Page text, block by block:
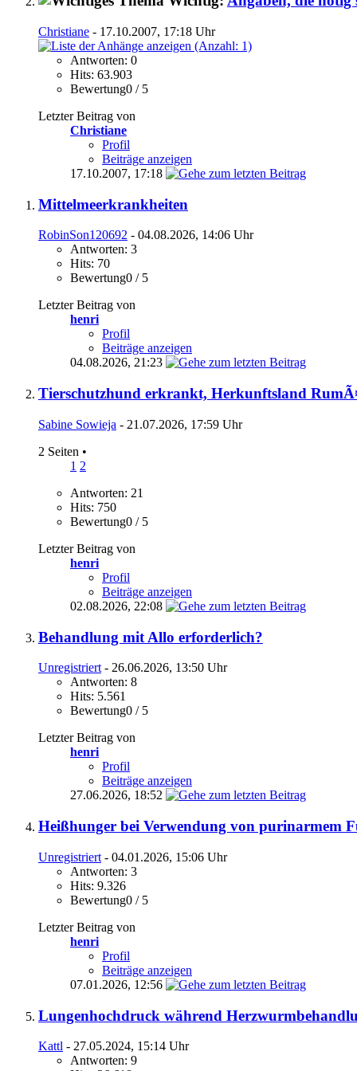
Christiane - 17.10.2007, 17:18 Uhr
Antworten: 0
Hits: 63.903
Bewertung0 / 5
Letzter Beitrag von
Christiane
Profil
Beiträge anzeigen
17.10.2007, 17:18
Mittelmeerkrankheiten
RobinSon120692 - 04.08.2026, 14:06 Uhr
Antworten: 3
Hits: 70
Bewertung0 / 5
Letzter Beitrag von
henri
Profil
Beiträge anzeigen
04.08.2026, 21:23
Tierschutzhund erkrankt, Herkunftsland
Sabine Sowieja - 21.07.2026, 17:59 Uhr
2 Seiten •
1 2
Antworten: 21
Hits: 750
Bewertung0 / 5
Letzter Beitrag von
henri
Profil
Beiträge anzeigen
02.08.2026, 22:08
Behandlung mit Allo erforderlich?
Unregistriert - 26.06.2026, 13:50 Uhr
Antworten: 8
Hits: 5.561
Bewertung0 / 5
Letzter Beitrag von
henri
Profil
Beiträge anzeigen
27.06.2026, 18:52
Heißhunger bei Verwendung von purinarmem
Unregistriert - 04.01.2026, 15:06 Uhr
Antworten: 3
Hits: 9.326
Bewertung0 / 5
Letzter Beitrag von
henri
Profil
Beiträge anzeigen
07.01.2026, 12:56
Lungenhochdruck während
Kattl - 27.05.2024, 15:14 Uhr
Antworten: 9